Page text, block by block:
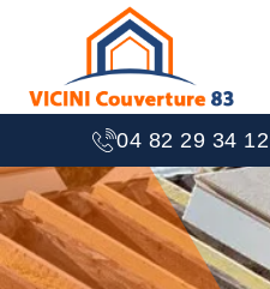
04 82 29 34 12